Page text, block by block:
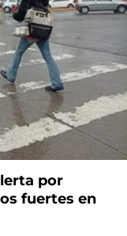
por
fuertes en